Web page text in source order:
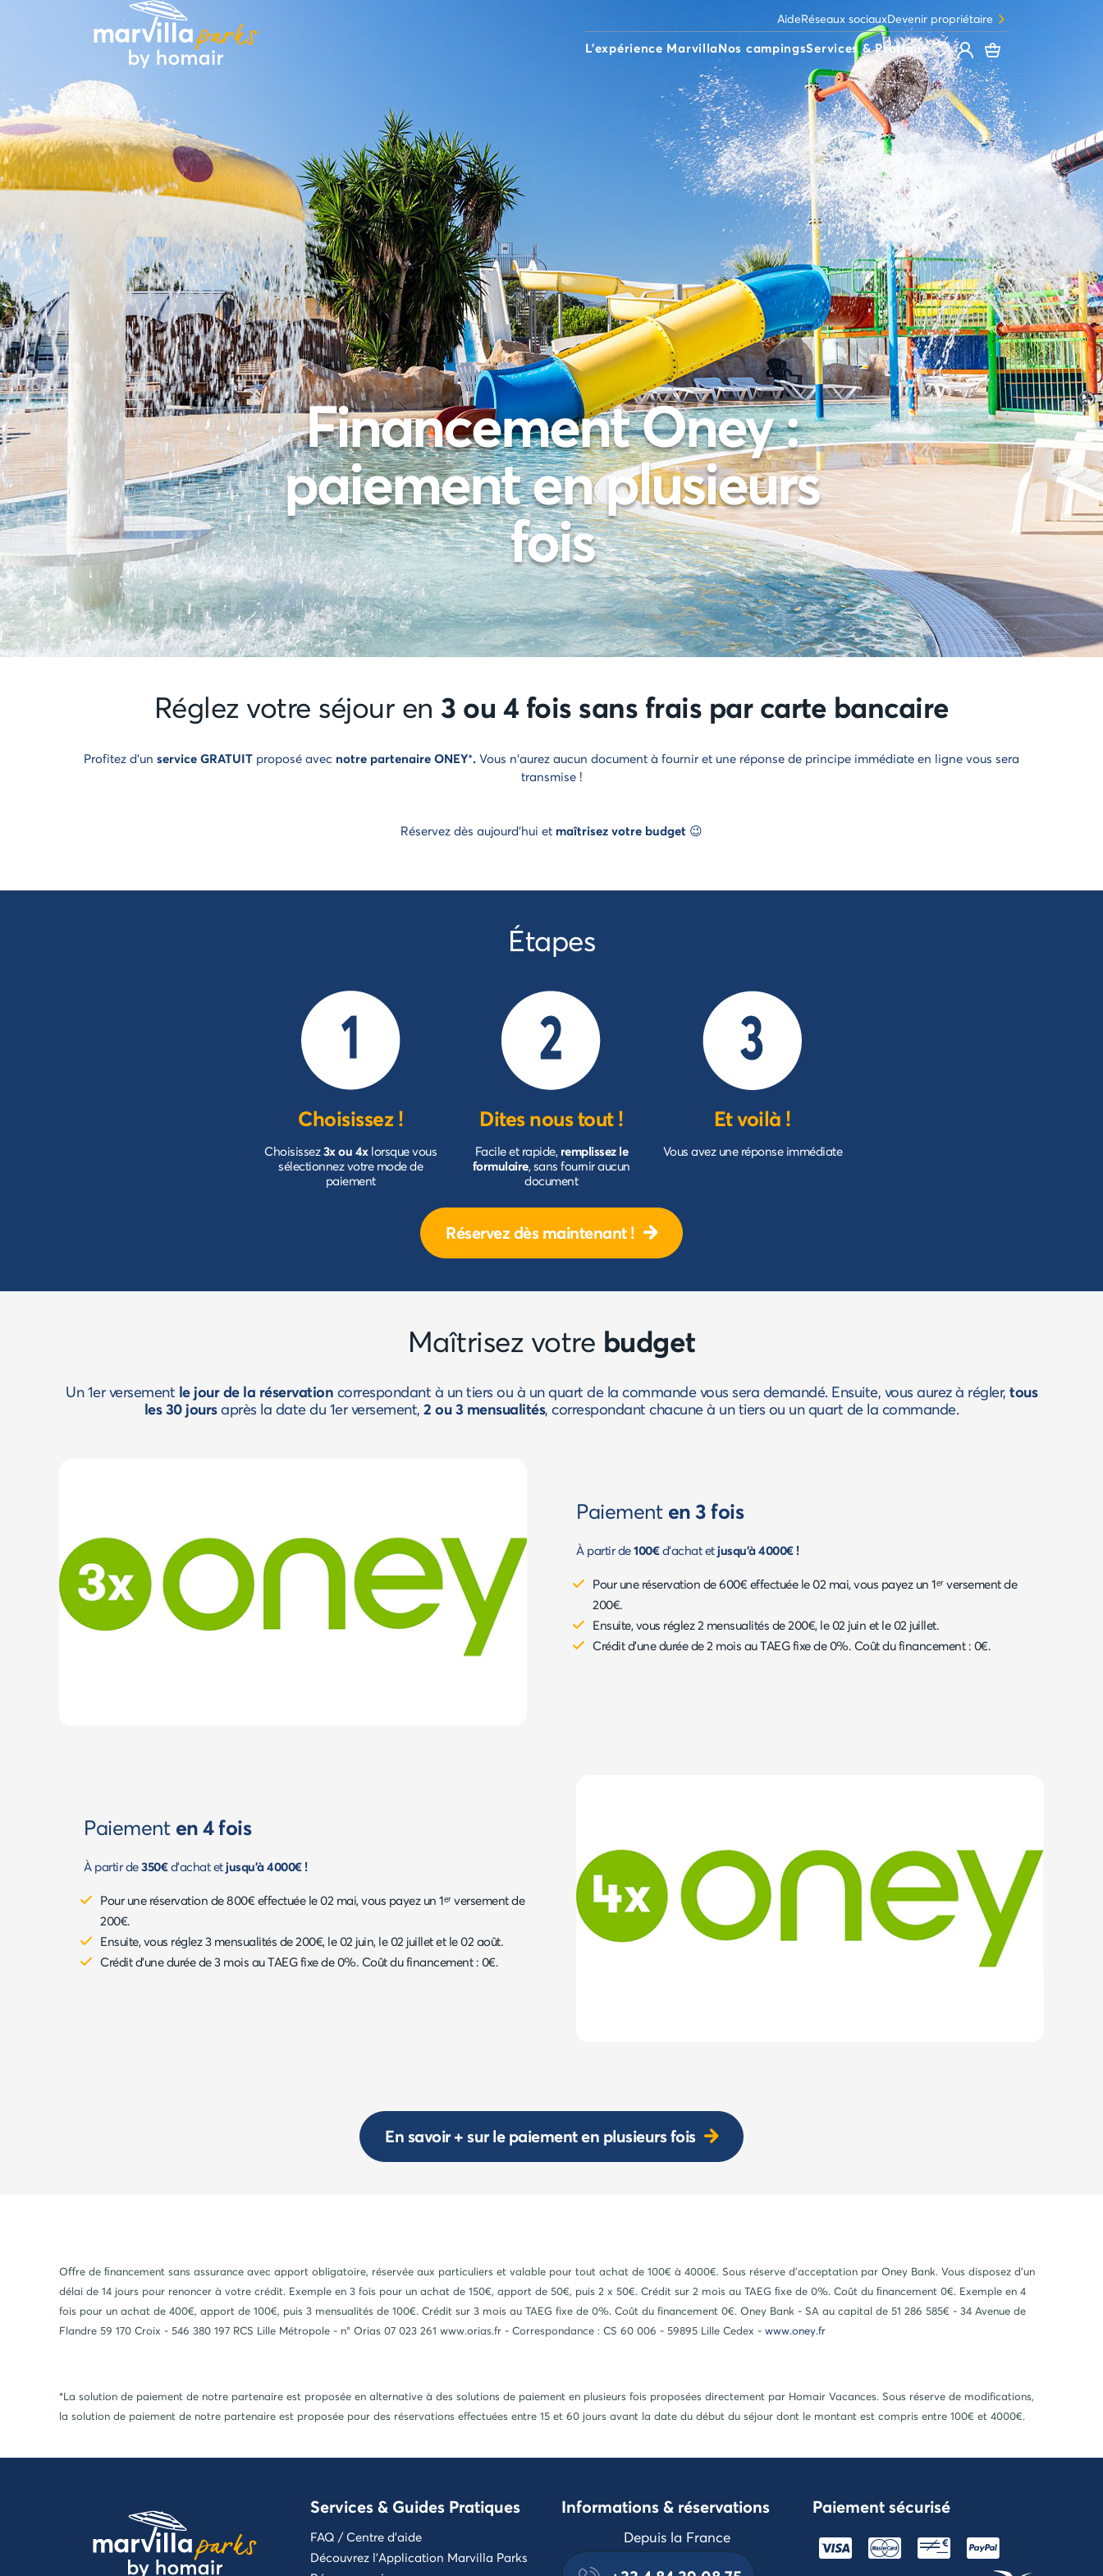
AideRéseaux sociauxDevenir propriétaire
L'expérience MarvillaNos campingsServices & Pratique
Financement Oney :
paiement en plusieurs
fois
Réglez votre séjour en 3 ou 4 fois sans frais par carte bancaire
Profitez d'un service GRATUIT proposé avec notre partenaire ONEY*. Vous n'aurez aucun document à fournir et une réponse de principe immédiate en ligne vous sera
transmise !
Réservez dès aujourd'hui et maîtrisez votre budget 😉
Étapes
Choisissez !
Choisissez3x ou 4xlorsque vous
sélectionnez votre mode de
paiement
Dites nous tout !
Facile et rapide, remplissez le
formulaire, sans fournir aucun
document
Et voilà !
Vous avez une réponse immédiate
Réservez dès maintenant !
Maîtrisez votre budget
Un 1er versement le jour de la réservation correspondant à un tiers ou à un quart de la commande vous sera demandé. Ensuite, vous aurez à régler, tous
les 30 joursaprès la date du 1er versement,2 ou 3 mensualités, correspondant chacune à un tiers ou un quart de la commande.
Paiement en 3 fois
À partir de100€d'achat etjusqu'à 4000€ !
Pour une réservation de 600€ effectuée le 02 mai, vous payez un 1ᵉʳ versement de
200€.
Ensuite, vous réglez 2 mensualités de 200€, le 02 juin et le 02 juillet.
Crédit d'une durée de 2 mois au TAEG fixe de 0%. Coût du financement : 0€.
Paiement en 4 fois
À partir de350€d'achat etjusqu'à 4000€ !
Pour une réservation de 800€ effectuée le 02 mai, vous payez un 1ᵉʳ versement de
200€.
Ensuite, vous réglez 3 mensualités de 200€, le 02 juin, le 02 juillet et le 02 août.
Crédit d'une durée de 3 mois au TAEG fixe de 0%. Coût du financement : 0€.
En savoir + sur le paiement en plusieurs fois
Oﬀre de ﬁnancement sans assurance avec apport obligatoire, réservée aux particuliers et valable pour tout achat de 100€ à 4000€. Sous réserve d’acceptation par Oney Bank. Vous disposez d’un
délai de 14 jours pour renoncer à votre crédit. Exemple en 3 fois pour un achat de 150€, apport de 50€, puis 2 x 50€. Crédit sur 2 mois au TAEG ﬁxe de 0%. Coût du ﬁnancement 0€. Exemple en 4
fois pour un achat de 400€, apport de 100€, puis 3 mensualités de 100€. Crédit sur 3 mois au TAEG fixe de 0%. Coût du financement 0€. Oney Bank - SA au capital de 51 286 585€ - 34 Avenue de
Flandre 59 170 Croix - 546 380 197 RCS Lille Métropole - n° Orias 07 023 261 www.orias.fr - Correspondance : CS 60 006 - 59895 Lille Cedex - www.oney.fr
*La solution de paiement de notre partenaire est proposée en alternative à des solutions de paiement en plusieurs fois proposées directement par Homair Vacances. Sous réserve de modifications,
la solution de paiement de notre partenaire est proposée pour des réservations effectuées entre 15 et 60 jours avant la date du début du séjour dont le montant est compris entre 100€ et 4000€.
Services & Guides Pratiques
FAQ / Centre d'aide
Découvrez l'Application Marvilla Parks
Informations & réservations
Depuis la France
Paiement sécurisé